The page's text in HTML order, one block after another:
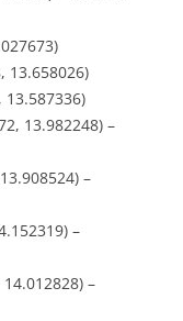
13.658026)
13.982248) –
–
–
–